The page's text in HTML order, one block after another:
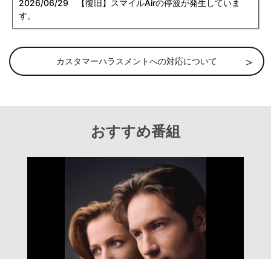
2026/06/29 【復旧】スマイルAirの停波が発生していま
す。
カスタマーハラスメントへの対応について
おすすめ番組